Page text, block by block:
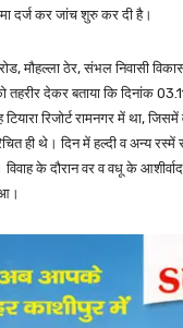
दर्ज कर जांच शुरु कर दी है।
मौहल्ला ठेर, संभल निवासी
तहरीर देकर बताया कि दिनांक
टियारा रिजोर्ट रामनगर में था,
ही थे। दिन में हल्दी व अन्य रस्में
के दौरान वर व वधू के